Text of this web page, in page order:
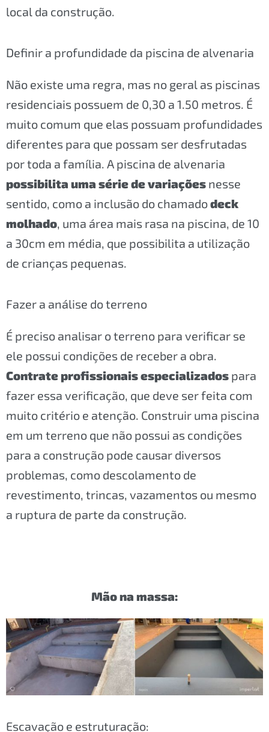
local da construção.
Definir a profundidade da piscina de alvenaria
Não existe uma regra, mas no geral as piscinas
residenciais possuem de 0,30 a 1.50 metros. É
muito comum que elas possuam profundidades
diferentes para que possam ser desfrutadas
por toda a família. A piscina de alvenaria
possibilita uma série de variações nesse
sentido, como a inclusão do chamadodeck
molhado, uma área mais rasa na piscina, de 10
a 30cm em média, que possibilita a utilização
de crianças pequenas.
Fazer a análise do terreno
É preciso analisar o terreno para verificar se
ele possui condições de receber a obra.
Contrate profissionais especializados para
fazer essa verificação, que deve ser feita com
muito critério e atenção. Construir uma piscina
em um terreno que não possui as condições
para a construção pode causar diversos
problemas, como descolamento de
revestimento, trincas, vazamentos ou mesmo
a ruptura de parte da construção.
Mão na massa:
Escavação e estruturação: